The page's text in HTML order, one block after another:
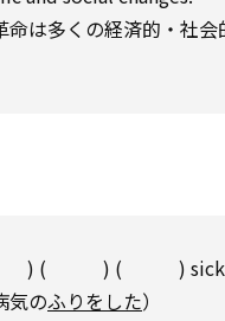
命は多くの経済的・社会
) ( ) ( )
気のふりをした）